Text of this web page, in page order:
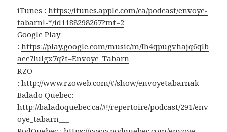
iTunes :https://itunes.apple.com/ca/podcast/envoye-
tabarn!-*/id1188298267?mt=2
Google Play
:https://play.google.com/music/m/Ih4qpugvhajq6qlb
aec7lulgx7q?t=Envoye_Tabarn
RZO
:http://www.rzoweb.com/#/show/envoyetabarnak
Balado Quebec:
http://baladoquebec.ca/#!/repertoire/podcast/291/env
oye_tabarn___